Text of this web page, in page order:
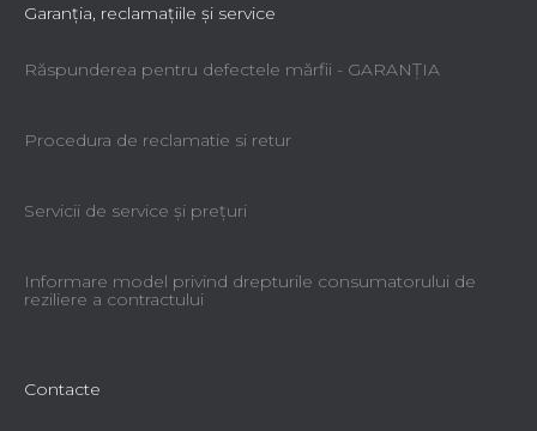
Garanţia, reclamaţiile şi service
Răspunderea pentru defectele mărfii - GARANŢIA
Procedura de reclamatie si retur
Servicii de service şi preţuri
Informare model privind drepturile consumatorului de
reziliere a contractului
Contacte